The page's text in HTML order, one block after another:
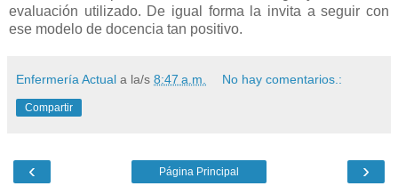
evaluación utilizado. De igual forma la invita a seguir con
ese modelo de docencia tan positivo.
Enfermería Actual a la/s 8:47 a.m. No hay comentarios.:
Compartir
‹ ›
Página Principal